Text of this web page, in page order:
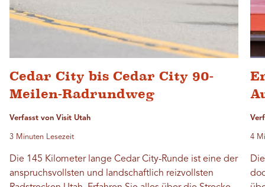
Cedar City bis Cedar City 90-
Meilen-Radrundweg
Verfasst von Visit Utah
3 Minuten Lesezeit
Die 145 Kilometer lange Cedar City-Runde ist eine der
anspruchsvollsten und landschaftlich reizvollsten
4